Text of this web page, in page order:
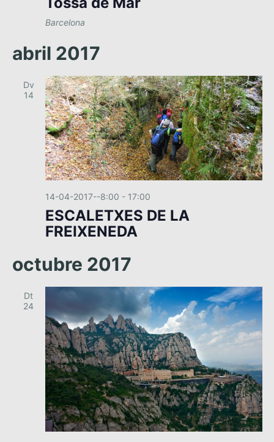
Barcelona
abril 2017
Dv
14
14-04-2017--8:00 - 17:00
ESCALETXES DE LA
FREIXENEDA
octubre 2017
Dt
24